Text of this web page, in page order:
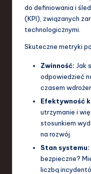
do definiowania i
(KPI), związanych
technologicznymi.
Skuteczne metryki
Zwinność: Jak
odpowiedzieć
czasem
Efektywność
utrzymanie i
stosunkiem
na rozwój.
Stan systemu:
bezpieczne?
liczbą